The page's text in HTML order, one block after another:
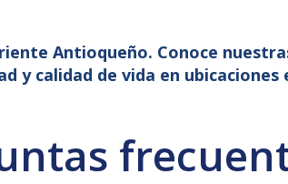
Antioqueño. Conoce
y calidad de vida en ubicaciones